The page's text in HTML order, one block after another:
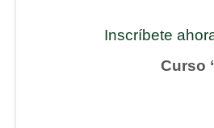
Inscríbete
Curso